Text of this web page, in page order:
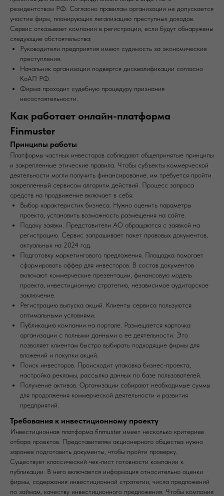
резидентством РФ. Согласно правилам организации не допускается
участие фирм, планирующих легализацию преступных доходов.
Сервис отказывает компании в регистрации, если будут обнаружены
следующие обстоятельства:
Руководители предприятия имеют судимость за экономические
преступления.
Начальник организации подвергся дисквалификации согласно
КоАП РФ.
Фирма проходит судебную процедуру признания
несостоятельности.
Как работает онлайн-платформа
Finmuster
Принципы работы
Платформы частных инвесторов соблюдают общепринятые принципы
и закрепленные этические правила. Чтобы субъекты коммерческой
деятельности могли получить финансирование, им требуется пройти
закрепленный сервисом алгоритм действий. Процесс запроса
средств на продвижение включает в себя:
Выбор характеристик бизнеса. Нужно оценить параметры
проекта, установить возможность размещения на сайте.
Подачу заявки. Представители АО обращаются с заявкой на
регистрацию. Сервис запрашивает пакет правовых документов,
актуальных на 2024 год.
Подготовку маркетингового предложения. Площадка помогает
сформировать оффер для инвесторов. В состав документов
включают коммерческие презентации, финансовую модель
проекта, инвестиционную стратегию, независимое аудиторское
заключение.
Регистрацию выпуска акций. Клиенты сервиса пользуются
оптимальными условиями.
Публикацию компании на портале. Размещается карточка
организации с полными данными о ее деятельности. Это
позволяет клиентам быстро выбирать подходящие фирмы для
вложений и покупки акций.
Поиск инвесторов. Происходит упаковка бизнес-проекта,
настройка рекламы, рассылка данных по базе пользователей.
Получение активов. Организации собирают необходимые суммы
для продолжения коммерческой деятельности и развития
предприятий.
Требования к инвестиционному проекту
Инвестиционная платформа finmuster имеет несколько критериев
отбора проектов. Представителям акционерного общества нужно
заранее подготовить документы, чтобы пройти проверку.
Существует классический чек-лист готовности компании к
публикации. В него включается информация относительно оценки
фирмы, содержания инвестиционной стратегии, числа предложений
по займам, качеству инвестиционного предложения. Чтобы компания